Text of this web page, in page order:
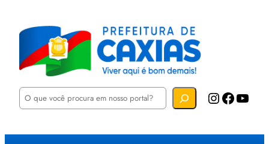
P
u
Instagram Facebook YouTube